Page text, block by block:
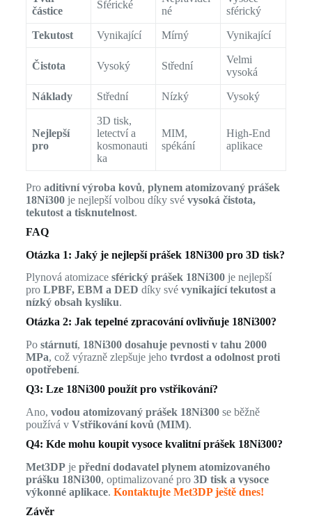
částice
Sférické
né
sférický
Tekutost Vynikající Mírný Vynikající
Čistota Vysoký Střední
Velmi
vysoká
Náklady Střední Nízký Vysoký
Nejlepší
pro
3D tisk,
letectví a
kosmonauti
ka
MIM,
spékání
High-End
aplikace
Pro aditivní výroba kovů, plynem atomizovaný prášek
18Ni300je nejlepší volbou díky své vysoká čistota,
tekutost a tisknutelnost.
FAQ
Otázka 1: Jaký je nejlepší prášek 18Ni300 pro 3D tisk?
Plynová atomizace sférický prášek 18Ni300je nejlepší
pro LPBF, EBM a DED díky své vynikající tekutost a
nízký obsah kyslíku.
Otázka 2: Jak tepelné zpracování ovlivňuje 18Ni300?
Po stárnutí, 18Ni300 dosahuje pevnosti v tahu 2000
MPa, což výrazně zlepšuje jeho tvrdost a odolnost proti
opotřebení.
Q3: Lze 18Ni300 použít pro vstřikování?
Ano, vodou atomizovaný prášek 18Ni300se běžně
používá v Vstřikování kovů (MIM).
Q4: Kde mohu koupit vysoce kvalitní prášek 18Ni300?
Met3DPje přední dodavatel plynem atomizovaného
prášku 18Ni300, optimalizované pro 3D tisk a vysoce
výkonné aplikace. Kontaktujte Met3DP ještě dnes!
Závěr